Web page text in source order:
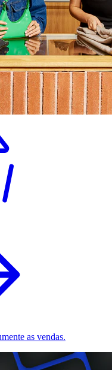
as vendas.